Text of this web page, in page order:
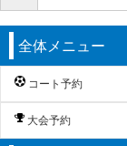
全体メニュー
コート予約
大会予約